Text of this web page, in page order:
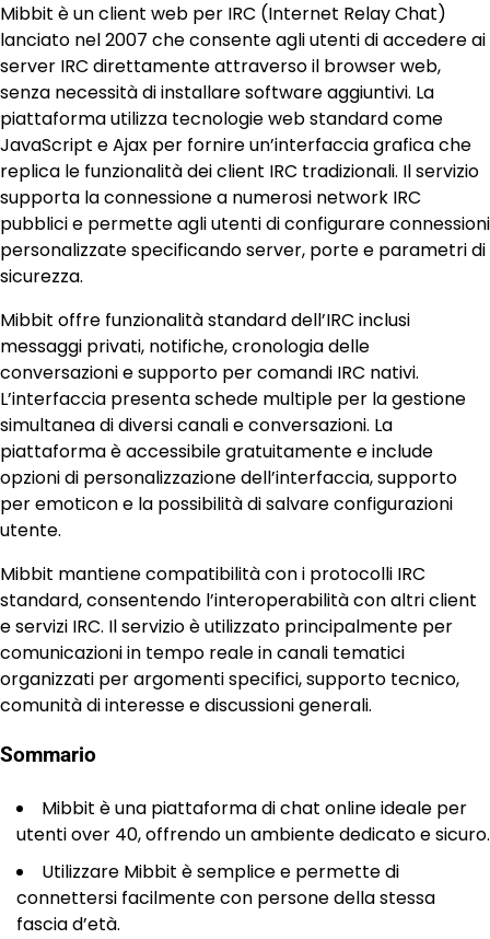
Mibbit è un client web per IRC (Internet Relay Chat)
lanciato nel 2007 che consente agli utenti di accedere ai
server IRC direttamente attraverso il browser web,
senza necessità di installare software aggiuntivi. La
piattaforma utilizza tecnologie web standard come
JavaScript e Ajax per fornire un’interfaccia grafica che
replica le funzionalità dei client IRC tradizionali. Il servizio
supporta la connessione a numerosi network IRC
pubblici e permette agli utenti di configurare connessioni
personalizzate specificando server, porte e parametri di
sicurezza.
Mibbit offre funzionalità standard dell’IRC inclusi
messaggi privati, notifiche, cronologia delle
conversazioni e supporto per comandi IRC nativi.
L’interfaccia presenta schede multiple per la gestione
simultanea di diversi canali e conversazioni. La
piattaforma è accessibile gratuitamente e include
opzioni di personalizzazione dell’interfaccia, supporto
per emoticon e la possibilità di salvare configurazioni
utente.
Mibbit mantiene compatibilità con i protocolli IRC
standard, consentendo l’interoperabilità con altri client
e servizi IRC. Il servizio è utilizzato principalmente per
comunicazioni in tempo reale in canali tematici
organizzati per argomenti specifici, supporto tecnico,
comunità di interesse e discussioni generali.
Sommario
Mibbit è una piattaforma di chat online ideale per
utenti over 40, offrendo un ambiente dedicato e sicuro.
Utilizzare Mibbit è semplice e permette di
connettersi facilmente con persone della stessa
fascia d’età.